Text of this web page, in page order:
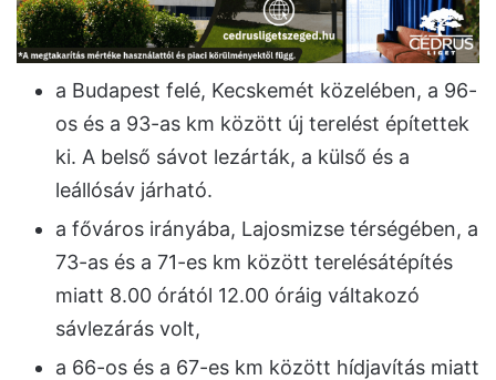
a Budapest felé, Kecskemét közelében, a 96-
os és a 93-as km között új terelést építettek
ki. A belső sávot lezárták, a külső és a
leállósáv járható.
a főváros irányába, Lajosmizse térségében, a
73-as és a 71-es km között terelésátépítés
miatt 8.00 órától 12.00 óráig váltakozó
sávlezárás volt,
a 66-os és a 67-es km között hídjavítás miatt